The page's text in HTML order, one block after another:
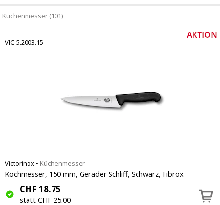
Küchenmesser (101)
VIC-5.2003.15
Victorinox • Küchenmesser
Kochmesser, 150 mm, Gerader Schliff, Schwarz, Fibrox
CHF 18.75
statt CHF 25.00